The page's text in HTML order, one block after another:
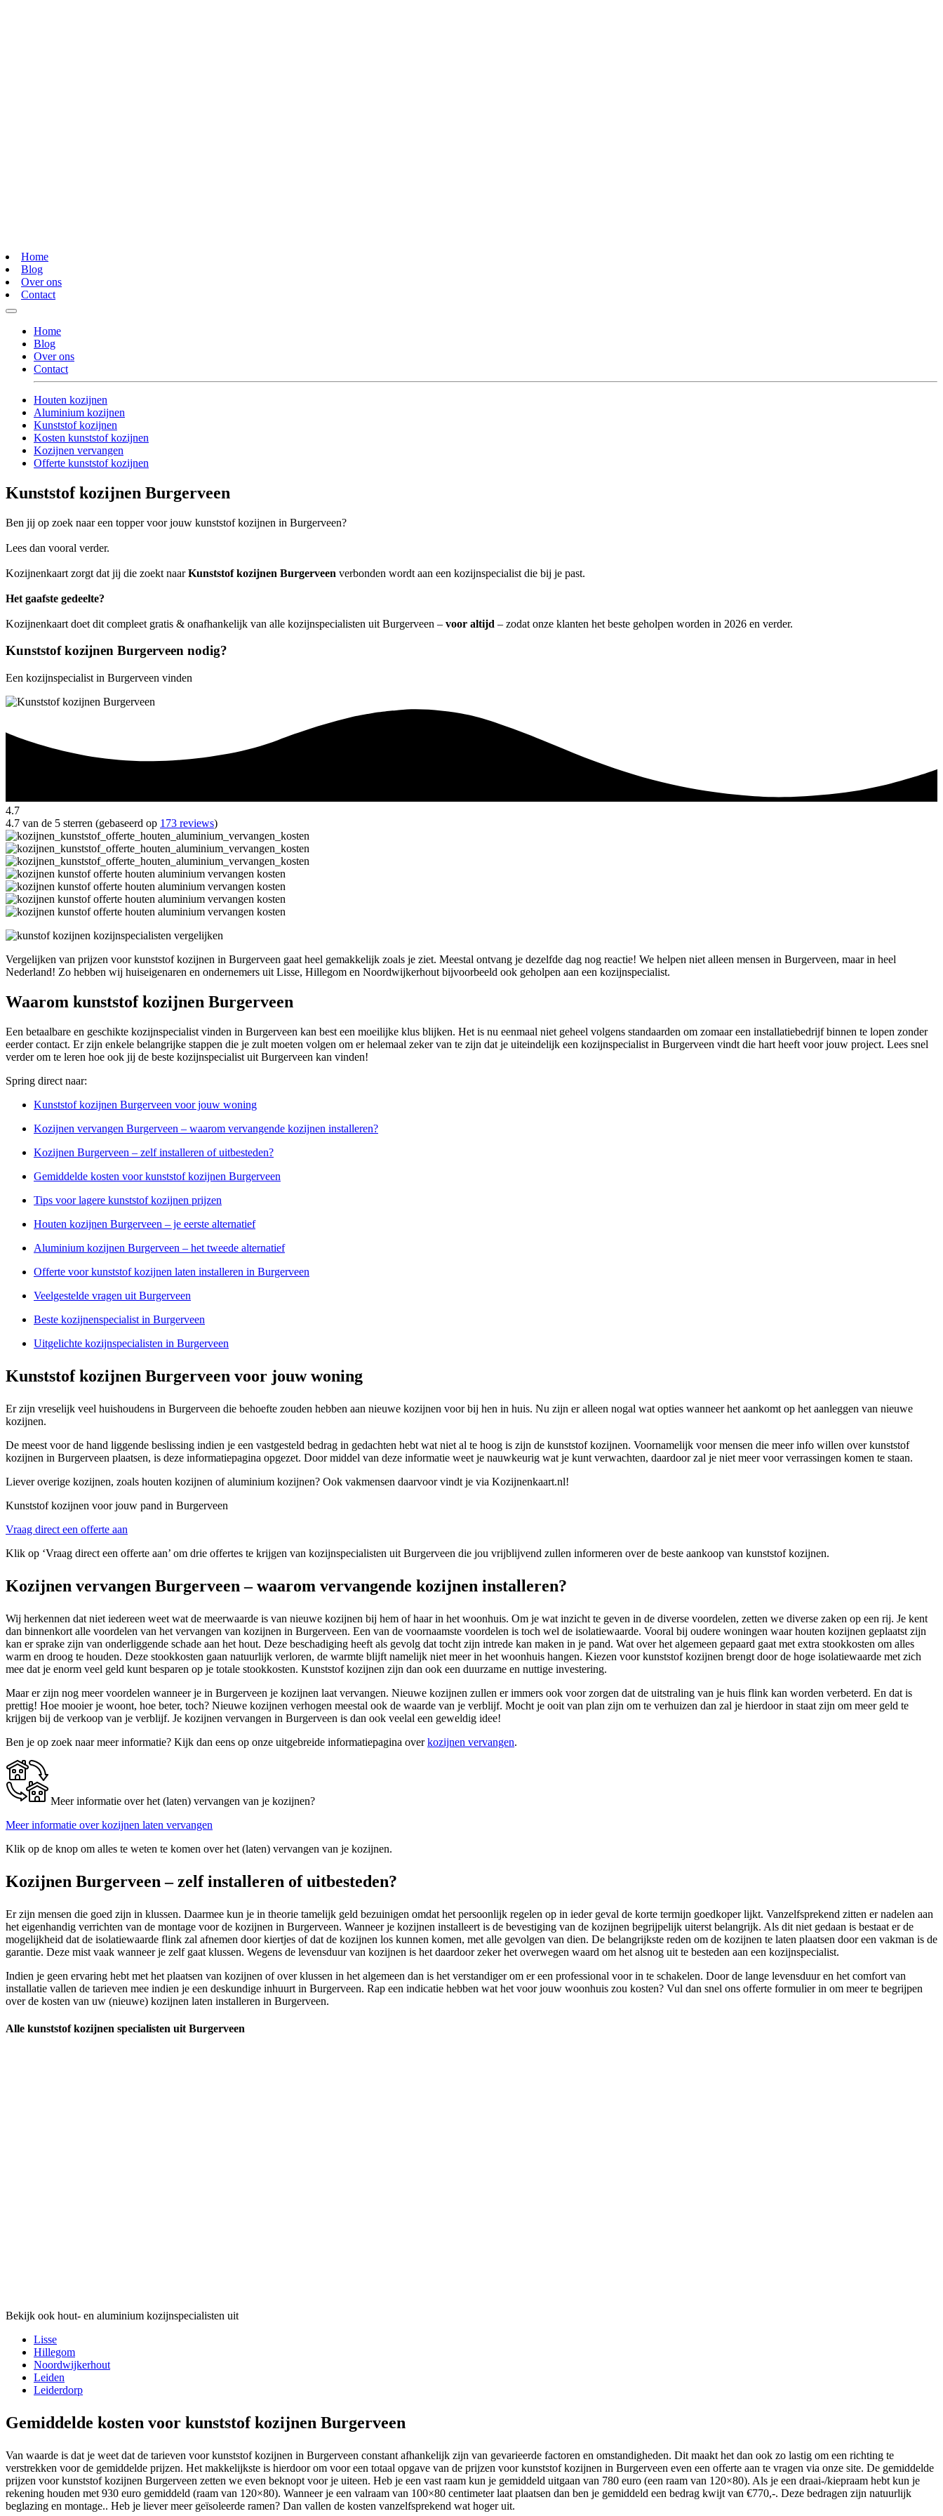
Home
Blog
Over ons
Contact
Home
Blog
Over ons
Contact
Houten kozijnen
Aluminium kozijnen
Kunststof kozijnen
Kosten kunststof kozijnen
Kozijnen vervangen
Offerte kunststof kozijnen
Kunststof kozijnen Burgerveen
Ben jij op zoek naar een topper voor jouw kunststof kozijnen in Burgerveen?
Lees dan vooral verder.
Kozijnenkaart zorgt dat jij die zoekt naarKunststof kozijnen Burgerveen verbonden wordt aan een kozijnspecialist die bij je past.
Het gaafste gedeelte?
Kozijnenkaart doet dit compleet gratis & onafhankelijk van alle kozijnspecialisten uit Burgerveen – voor altijd – zodat onze klanten het beste geholpen worden in 2026 en verder.
Kunststof kozijnen Burgerveen nodig?
Een kozijnspecialist in Burgerveen vinden
4.7
4.7 van de 5 sterren (gebaseerd op 173 reviews)
Vergelijken van prijzen voor kunststof kozijnen in Burgerveen gaat heel gemakkelijk zoals je ziet. Meestal ontvang je dezelfde dag nog reactie! We helpen niet alleen mensen in Burgerveen, maar in heel
Nederland! Zo hebben wij huiseigenaren en ondernemers uit Lisse, Hillegom en Noordwijkerhout bijvoorbeeld ook geholpen aan een kozijnspecialist.
Waarom kunststof kozijnen Burgerveen
Een betaalbare en geschikte kozijnspecialist vinden in Burgerveen kan best een moeilijke klus blijken. Het is nu eenmaal niet geheel volgens standaarden om zomaar een installatiebedrijf binnen te lopen zonder
eerder contact. Er zijn enkele belangrijke stappen die je zult moeten volgen om er helemaal zeker van te zijn dat je uiteindelijk een kozijnspecialist in Burgerveen vindt die hart heeft voor jouw project. Lees snel
verder om te leren hoe ook jij de beste kozijnspecialist uit Burgerveen kan vinden!
Spring direct naar:
Kunststof kozijnen Burgerveen voor jouw woning
Kozijnen vervangen Burgerveen – waarom vervangende kozijnen installeren?
Kozijnen Burgerveen – zelf installeren of uitbesteden?
Gemiddelde kosten voor kunststof kozijnen Burgerveen
Tips voor lagere kunststof kozijnen prijzen
Houten kozijnen Burgerveen – je eerste alternatief
Aluminium kozijnen Burgerveen – het tweede alternatief
Offerte voor kunststof kozijnen laten installeren in Burgerveen
Veelgestelde vragen uit Burgerveen
Beste kozijnenspecialist in Burgerveen
Uitgelichte kozijnspecialisten in Burgerveen
Kunststof kozijnen Burgerveen voor jouw woning
Er zijn vreselijk veel huishoudens in Burgerveen die behoefte zouden hebben aan nieuwe kozijnen voor bij hen in huis. Nu zijn er alleen nogal wat opties wanneer het aankomt op het aanleggen van nieuwe
kozijnen.
De meest voor de hand liggende beslissing indien je een vastgesteld bedrag in gedachten hebt wat niet al te hoog is zijn de kunststof kozijnen. Voornamelijk voor mensen die meer info willen over kunststof
kozijnen in Burgerveen plaatsen, is deze informatiepagina opgezet. Door middel van deze informatie weet je nauwkeurig wat je kunt verwachten, daardoor zal je niet meer voor verrassingen komen te staan.
Liever overige kozijnen, zoals houten kozijnen of aluminium kozijnen? Ook vakmensen daarvoor vindt je via Kozijnenkaart.nl!
Kunststof kozijnen voor jouw pand in Burgerveen
Vraag direct een offerte aan
Klik op ‘Vraag direct een offerte aan’ om drie offertes te krijgen van kozijnspecialisten uit Burgerveen die jou vrijblijvend zullen informeren over de beste aankoop van kunststof kozijnen.
Kozijnen vervangen Burgerveen – waarom vervangende kozijnen installeren?
Wij herkennen dat niet iedereen weet wat de meerwaarde is van nieuwe kozijnen bij hem of haar in het woonhuis. Om je wat inzicht te geven in de diverse voordelen, zetten we diverse zaken op een rij. Je kent
dan binnenkort alle voordelen van het vervangen van kozijnen in Burgerveen. Een van de voornaamste voordelen is toch wel de isolatiewaarde. Vooral bij oudere woningen waar houten kozijnen geplaatst zijn
kan er sprake zijn van onderliggende schade aan het hout. Deze beschadiging heeft als gevolg dat tocht zijn intrede kan maken in je pand. Wat over het algemeen gepaard gaat met extra stookkosten om alles
warm en droog te houden. Deze stookkosten gaan natuurlijk verloren, de warmte blijft namelijk niet meer in het woonhuis hangen. Kiezen voor kunststof kozijnen brengt door de hoge isolatiewaarde met zich
mee dat je enorm veel geld kunt besparen op je totale stookkosten. Kunststof kozijnen zijn dan ook een duurzame en nuttige investering.
Maar er zijn nog meer voordelen wanneer je in Burgerveen je kozijnen laat vervangen. Nieuwe kozijnen zullen er immers ook voor zorgen dat de uitstraling van je huis flink kan worden verbeterd. En dat is
prettig! Hoe mooier je woont, hoe beter, toch? Nieuwe kozijnen verhogen meestal ook de waarde van je verblijf. Mocht je ooit van plan zijn om te verhuizen dan zal je hierdoor in staat zijn om meer geld te
krijgen bij de verkoop van je verblijf. Je kozijnen vervangen in Burgerveen is dan ook veelal een geweldig idee!
Ben je op zoek naar meer informatie? Kijk dan eens op onze uitgebreide informatiepagina overkozijnen vervangen.
Meer informatie over het (laten) vervangen van je kozijnen?
Meer informatie over kozijnen laten vervangen
Klik op de knop om alles te weten te komen over het (laten) vervangen van je kozijnen.
Kozijnen Burgerveen – zelf installeren of uitbesteden?
Er zijn mensen die goed zijn in klussen. Daarmee kun je in theorie tamelijk geld bezuinigen omdat het persoonlijk regelen op in ieder geval de korte termijn goedkoper lijkt. Vanzelfsprekend zitten er nadelen aan
het eigenhandig verrichten van de montage voor de kozijnen in Burgerveen. Wanneer je kozijnen installeert is de bevestiging van de kozijnen begrijpelijk uiterst belangrijk. Als dit niet gedaan is bestaat er de
mogelijkheid dat de isolatiewaarde flink zal afnemen door kiertjes of dat de kozijnen los kunnen komen, met alle gevolgen van dien. De belangrijkste reden om de kozijnen te laten plaatsen door een vakman is de
garantie. Deze mist vaak wanneer je zelf gaat klussen. Wegens de levensduur van kozijnen is het daardoor zeker het overwegen waard om het alsnog uit te besteden aan een kozijnspecialist.
Indien je geen ervaring hebt met het plaatsen van kozijnen of over klussen in het algemeen dan is het verstandiger om er een professional voor in te schakelen. Door de lange levensduur en het comfort van
installatie vallen de tarieven mee indien je een deskundige inhuurt in Burgerveen. Rap een indicatie hebben wat het voor jouw woonhuis zou kosten? Vul dan snel ons offerte formulier in om meer te begrijpen
over de kosten van uw (nieuwe) kozijnen laten installeren in Burgerveen.
Alle kunststof kozijnen specialisten uit Burgerveen
Bekijk ook hout- en aluminium kozijnspecialisten uit
Lisse
Hillegom
Noordwijkerhout
Leiden
Leiderdorp
Gemiddelde kosten voor kunststof kozijnen Burgerveen
Van waarde is dat je weet dat de tarieven voor kunststof kozijnen in Burgerveen constant afhankelijk zijn van gevarieerde factoren en omstandigheden. Dit maakt het dan ook zo lastig om een richting te
verstrekken voor de gemiddelde prijzen. Het makkelijkste is hierdoor om voor een totaal opgave van de prijzen voor kunststof kozijnen in Burgerveen even een offerte aan te vragen via onze site. De gemiddelde
prijzen voor kunststof kozijnen Burgerveen zetten we even beknopt voor je uiteen. Heb je een vast raam kun je gemiddeld uitgaan van 780 euro (een raam van 120×80). Als je een draai-/kiepraam hebt kun je
rekening houden met 930 euro gemiddeld (raam van 120×80). Wanneer je een valraam van 100×80 centimeter laat plaatsen dan ben je gemiddeld een bedrag kwijt van €770,-. Deze bedragen zijn natuurlijk
beglazing en montage.. Heb je liever meer geïsoleerde ramen? Dan vallen de kosten vanzelfsprekend wat hoger uit.